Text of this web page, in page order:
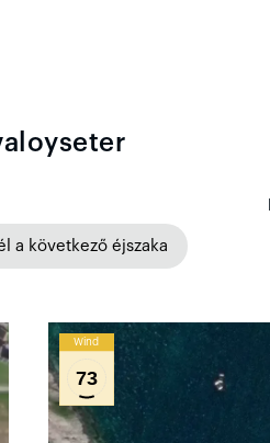
a következő éjszaka
Wind
73